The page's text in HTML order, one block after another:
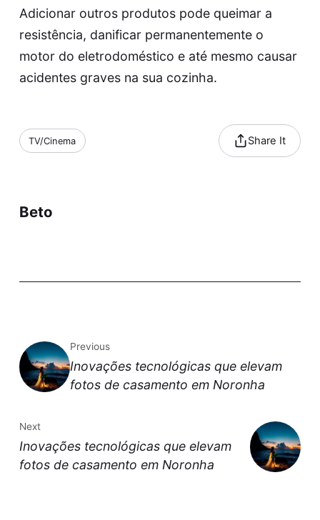
Adicionar outros produtos pode queimar a
resistência, danificar permanentemente o
motor do eletrodoméstico e até mesmo causar
acidentes graves na sua cozinha.
TV/Cinema Share It
Beto
Previous
Inovações tecnológicas que elevam
fotos de casamento em Noronha
Next
Inovações tecnológicas que elevam
fotos de casamento em Noronha